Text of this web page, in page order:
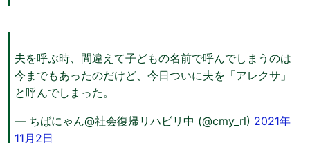
夫を呼ぶ時、間違えて子どもの名前で呼んでしまうのは
今までもあったのだけど、今日ついに夫を「アレクサ」
と呼んでしまった。
— ちばにゃん@社会復帰リハビリ中 (@cmy_rl) 2021年
11月2日